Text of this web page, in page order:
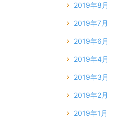
2019年8月
2019年7月
2019年6月
2019年4月
2019年3月
2019年2月
2019年1月